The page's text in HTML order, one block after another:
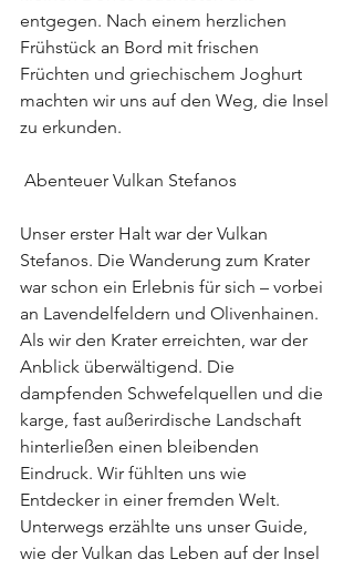
entgegen. Nach einem herzlichen
Frühstück an Bord mit frischen
Früchten und griechischem Joghurt
machten wir uns auf den Weg, die Insel
zu erkunden.
Abenteuer Vulkan Stefanos
Unser erster Halt war der Vulkan
Stefanos. Die Wanderung zum Krater
war schon ein Erlebnis für sich – vorbei
an Lavendelfeldern und Olivenhainen.
Als wir den Krater erreichten, war der
Anblick überwältigend. Die
dampfenden Schwefelquellen und die
karge, fast außerirdische Landschaft
hinterließen einen bleibenden
Eindruck. Wir fühlten uns wie
Entdecker in einer fremden Welt.
Unterwegs erzählte uns unser Guide,
wie der Vulkan das Leben auf der Insel